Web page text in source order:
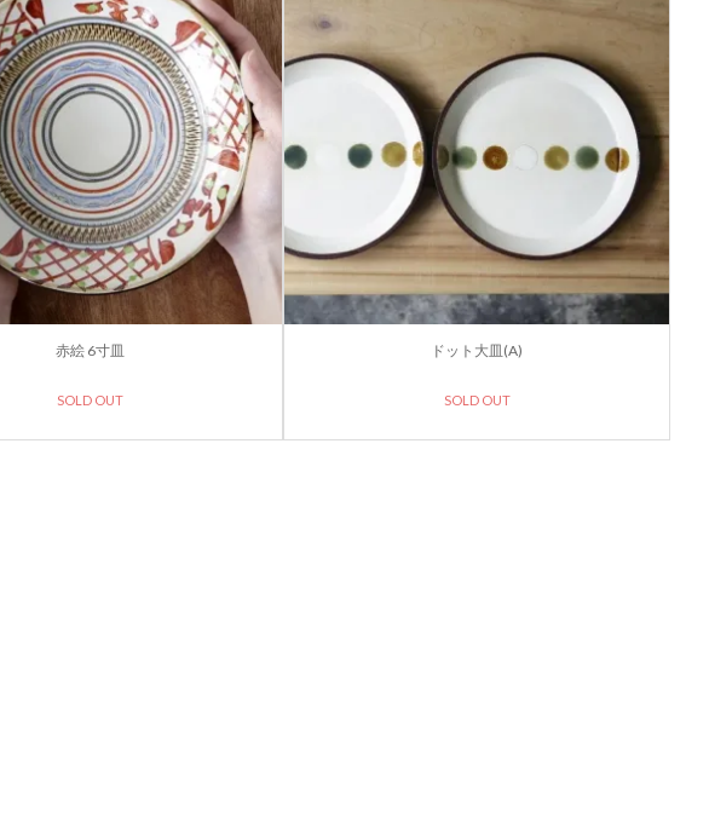
赤絵 6寸皿
SOLD OUT
ドット大皿(A)
SOLD OUT